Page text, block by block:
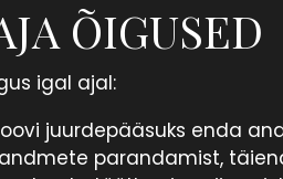
ÕIGUSED
igal ajal:
juurdepääsuks enda
parandamist,